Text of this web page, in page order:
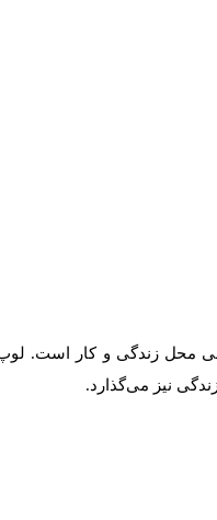
محل زندگی و کار است.
نیز می‌گذارد.